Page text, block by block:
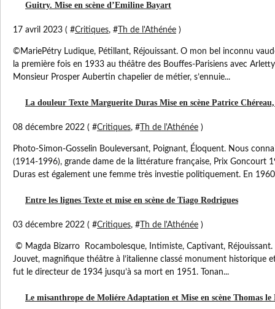
Guitry. Mise en scène d’Emiline Bayart
17 avril 2023 ( #Critiques, # Th de l'Athénée )
©MariePétry Ludique, Pétillant, Réjouissant. O mon bel inconnu
la première fois en 1933 au théâtre des Bouffes-Parisiens avec
Monsieur Prosper Aubertin chapelier de métier, s’ennuie...
La douleur Texte Marguerite Duras Mise en scène Patrice
08 décembre 2022 ( #Critiques, # Th de l'Athénée )
Photo-Simon-Gosselin Bouleversant, Poignant, Éloquent. Nous
(1914-1996), grande dame de la littérature française, Prix Goncourt
Duras est également une femme très investie politiquement. En
Entre les lignes Texte et mise en scène de Tiago Rodrigues
03 décembre 2022 ( #Critiques, # Th de l'Athénée )
© Magda Bizarro Rocambolesque, Intimiste, Captivant, Réjouissant.
Jouvet, magnifique théâtre à l’italienne classé monument historique
fut le directeur de 1934 jusqu’à sa mort en 1951. Tonan...
Le misanthrope de Moliére Adaptation et Mise en scène Thomas le